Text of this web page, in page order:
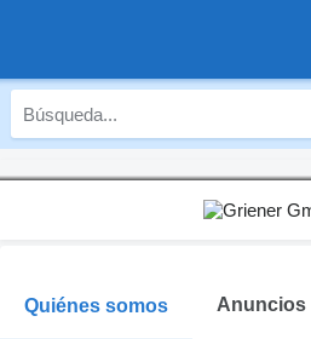
Quiénes somos Anuncios